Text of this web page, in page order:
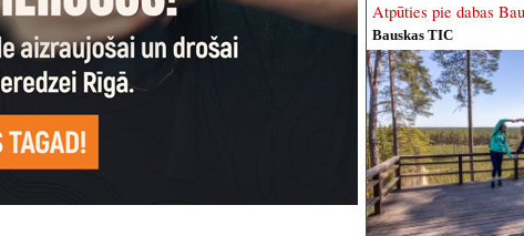
Atpūties pie dabas
Bauskas TIC